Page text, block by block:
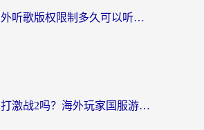
酷我音乐国外听歌版权限制多久可以听？海外党亲测有效的解决办法来了
国外网可以打激战2吗？海外玩家国服游戏加速终极指南（附阿根廷玩迷失蔚蓝境外问道解决方案）